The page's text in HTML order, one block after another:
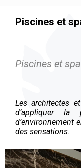
Piscines et
Piscines et
Les architectes
d’appliquer
d’environnement
des sensations.